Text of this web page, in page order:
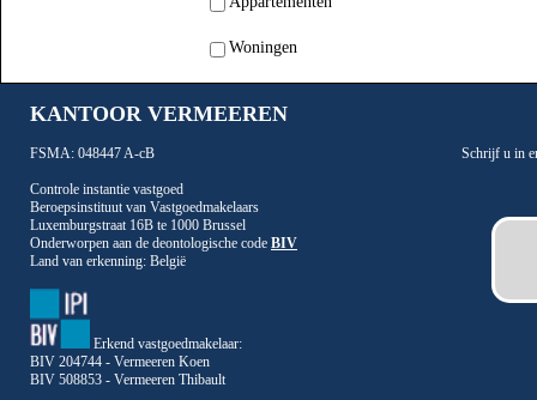
KANTOOR VERMEEREN
FSMA: 048447 A-cB
Controle instantie vastgoed
Beroepsinstituut van Vastgoedmakelaars
Luxemburgstraat 16B te 1000 Brussel
Onderworpen aan de deontologische code BIV
Land van erkenning: België
Erkend vastgoedmakelaar:
BIV 204744 - Vermeeren Koen
BIV 508853 - Vermeeren Thibault
Schrijf u in